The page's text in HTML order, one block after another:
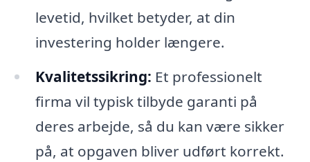
levetid, hvilket betyder, at din
investering holder længere.
Kvalitetssikring: Et professionelt
firma vil typisk tilbyde garanti på
deres arbejde, så du kan være sikker
på, at opgaven bliver udført korrekt.